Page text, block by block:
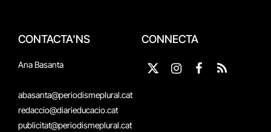
CONTACTA'NS
Ana Basanta
abasanta@periodismeplural.cat
redaccio@diarieducacio.cat
publicitat@periodismeplural.cat
CONNECTA
X
Instagram
Facebook
RSS